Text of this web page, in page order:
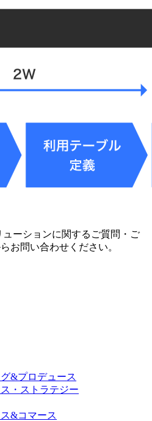
ューションに関するご質問・ご
お問い合わせください。
&プロデュース
・ストラテジー
&コマース